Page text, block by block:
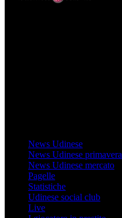
News Udinese
News Udinese primavera
News Udinese mercato
Pagelle
Statistiche
Udinese social club
Live